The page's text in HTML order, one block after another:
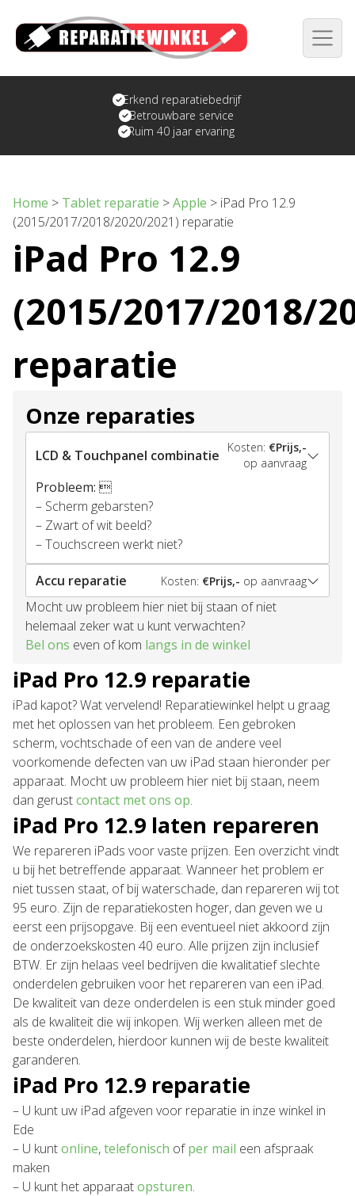
Erkend reparatiebedrijf
Betrouwbare service
Ruim 40 jaar ervaring
Home > Tablet reparatie >Apple > iPad Pro 12.9
(2015/2017/2018/2020/2021) reparatie
iPad Pro 12.9
(2015/2017/2018/
reparatie
Onze reparaties
LCD & Touchpanel combinatie Kosten: €Prijs,-
op aanvraag
Probleem: 
– Scherm gebarsten?
– Zwart of wit beeld?
– Touchscreen werkt niet?
Accu reparatie Kosten: €Prijs,- op aanvraag
Mocht uw probleem hier niet bij staan of niet
helemaal zeker wat u kunt verwachten?
Bel ons even of kom langs in de winkel
iPad Pro 12.9 reparatie
iPad kapot? Wat vervelend! Reparatiewinkel helpt u graag
met het oplossen van het probleem. Een gebroken
scherm, vochtschade of een van de andere veel
voorkomende defecten van uw iPad staan hieronder per
apparaat. Mocht uw probleem hier niet bij staan, neem
dan gerustcontact met ons op.
iPad Pro 12.9 laten repareren
We repareren iPads voor vaste prijzen. Een overzicht vindt
u bij het betreffende apparaat. Wanneer het problem er
niet tussen staat, of bij waterschade, dan repareren wij tot
95 euro. Zijn de reparatiekosten hoger, dan geven we u
eerst een prijsopgave. Bij een eventueel niet akkoord zijn
de onderzoekskosten 40 euro. Alle prijzen zijn inclusief
BTW. Er zijn helaas veel bedrijven die kwalitatief slechte
onderdelen gebruiken voor het repareren van een iPad.
De kwaliteit van deze onderdelen is een stuk minder goed
als de kwaliteit die wij inkopen. Wij werken alleen met de
beste onderdelen, hierdoor kunnen wij de beste kwaliteit
garanderen.
iPad Pro 12.9 reparatie
– U kunt uw iPad afgeven voor reparatie in inze winkel in
Ede
– U kuntonline,telefonisch ofper mail een afspraak
maken
– U kunt het apparaatopsturen.